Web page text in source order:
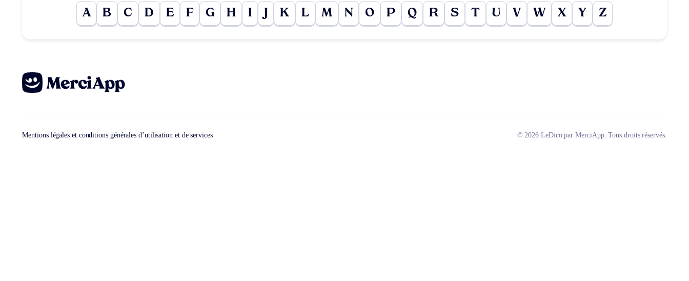
A B C D E F G H I K L M N O P Q R S T U V W X Y Z
Mentions légales et conditions générales d’utilisation et de services © 2026 LeDico par MerciApp. Tous droits réservés.